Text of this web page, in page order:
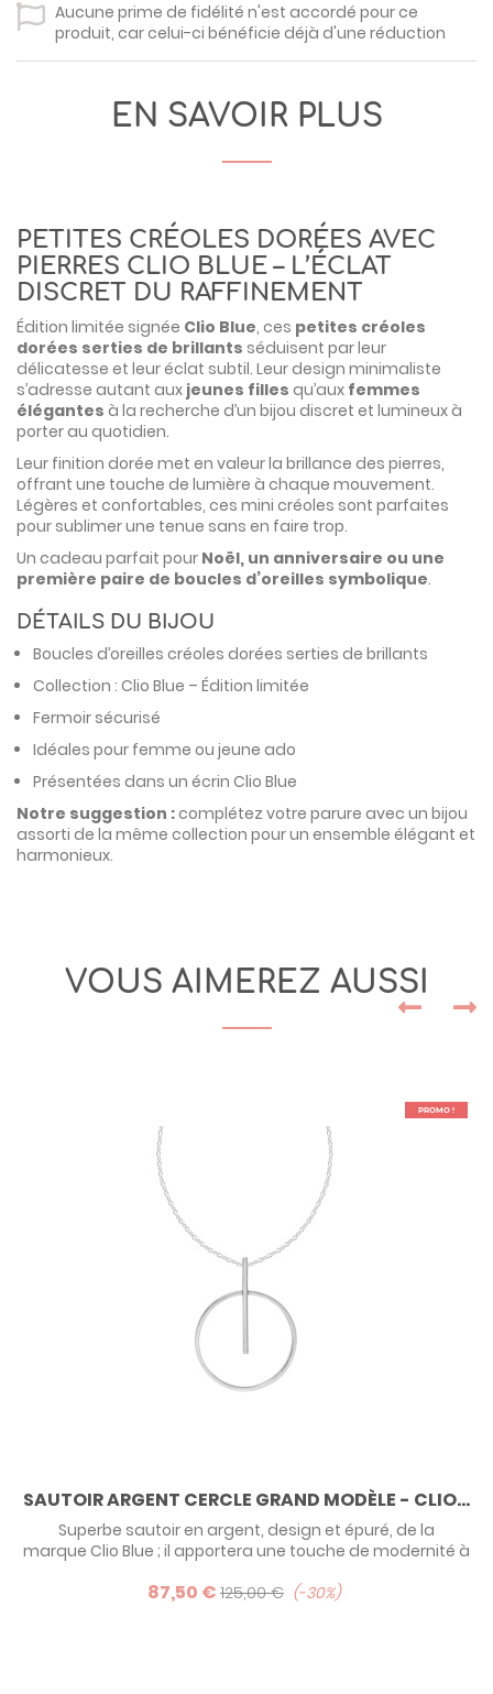
Aucune prime de fidélité n'est accordé pour ce
produit, car celui-ci bénéficie déjà d'une réduction
EN SAVOIR PLUS
PETITES CRÉOLES DORÉES AVEC
PIERRES CLIO BLUE – L’ÉCLAT
DISCRET DU RAFFINEMENT
Édition limitée signée Clio Blue, ces petites créoles
dorées serties de brillants séduisent par leur
délicatesse et leur éclat subtil. Leur design minimaliste
s’adresse autant aux jeunes filles qu’aux femmes
élégantes à la recherche d’un bijou discret et lumineux à
porter au quotidien.
Leur finition dorée met en valeur la brillance des pierres,
offrant une touche de lumière à chaque mouvement.
Légères et confortables, ces mini créoles sont parfaites
pour sublimer une tenue sans en faire trop.
Un cadeau parfait pour Noël, un anniversaire ou une
première paire de boucles d’oreilles symbolique.
DÉTAILS DU BIJOU
Boucles d’oreilles créoles dorées serties de brillants
Collection : Clio Blue – Édition limitée
Fermoir sécurisé
Idéales pour femme ou jeune ado
Présentées dans un écrin Clio Blue
Notre suggestion :complétez votre parure avec un bijou
assorti de la même collection pour un ensemble élégant et
harmonieux.
VOUS AIMEREZ AUSSI
PROMO !
SAUTOIR ARGENT CERCLE GRAND MODÈLE - CLIO...
Superbe sautoir en argent, design et épuré, de la
marque Clio Blue ; il apportera une touche de modernité à
87,50 € 125,00 € -30%